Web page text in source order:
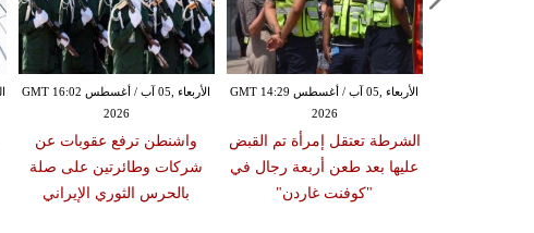
الأربعاء ,05 آب / أغسطس GMT 16:02
2026
واشنطن ترفع عقوبات عن
شركات وطائرتين على صلة
بالحرس الثوري الإيراني
الأربعاء ,05 آب / أغسطس GMT 14:29
2026
الشرطة تعتقل إمرأة تم القبض
عليها بعد طعن أربعة رجال في
"كوفنت غاردن"